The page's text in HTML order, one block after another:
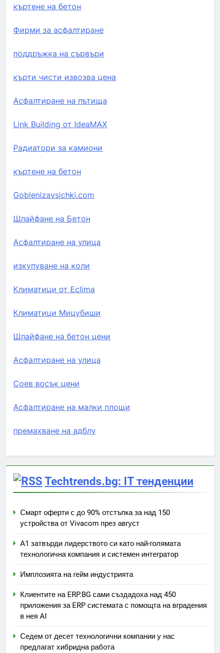
къртене на бетон
Фирми за асфалтиране
поддръжка на сървъри
кърти чисти извозва цена
Асфалтиране на пътища
Link Building от IdeaMAX
Радиатори за камиони
къртене на бетон
Goblenizavsichki.com
Шлайфане на Бетон
Асфалтиране на улица
изкупуване на коли
Климатици от Eclima
Климатици Мицубиши
Шлайфане на бетон цени
Асфалтиране на улица
Соев восък цени
Асфалтиране на малки площи
премахване на адблу
Techtrends.bg: IT тенденции
Смарт оферти с до 90% отстъпка за над 150
устройства от Vivacom през август
А1 затвърди лидерството си като най-голямата
технологична компания и системен интегратор
Имплозията на гейм индустрията
Клиентите на ERP.BG сами създадоха над 450
приложения за ERP системата с помощта на вградения
в нея AI
Седем от десет технологични компании у нас
предлагат хибридна работа